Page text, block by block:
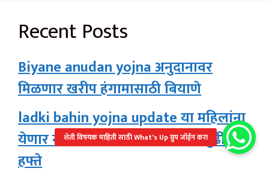
Recent Posts
Biyane anudan yojna अनुदानावर
मिळणार खरीप हंगामासाठी बियाणे
ladki bahin yojna update या महिलांना
येणार नाही लाडकी बहीण योजनेची पुढील
हफ्ते